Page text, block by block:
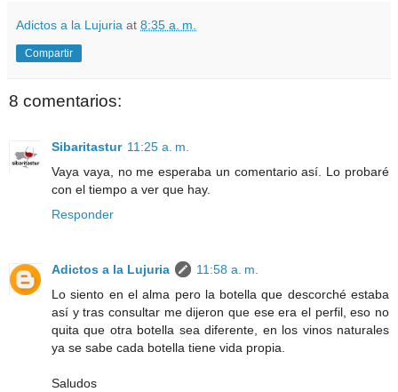
Adictos a la Lujuria at 8:35 a. m.
Compartir
8 comentarios:
Sibaritastur 11:25 a. m.
Vaya vaya, no me esperaba un comentario así. Lo probaré
con el tiempo a ver que hay.
Responder
Adictos a la Lujuria
11:58 a. m.
Lo siento en el alma pero la botella que descorché estaba
así y tras consultar me dijeron que ese era el perfil, eso no
quita que otra botella sea diferente, en los vinos naturales
ya se sabe cada botella tiene vida propia.
Saludos